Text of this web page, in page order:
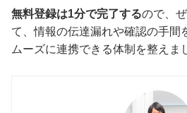
無料登録は1分で完了するので、
て、情報の伝達漏れや確認の手間
ムーズに連携できる体制を整えま